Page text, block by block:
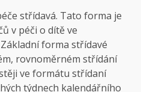
střídavá. Tato forma je
v péči o dítě ve
forma střídavé
rovnoměrném střídání
ve formátu střídaní
týdnech kalendářního